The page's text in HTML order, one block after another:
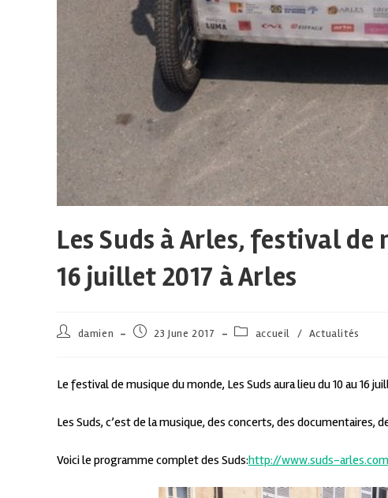
Les Suds à Arles, festival
16 juillet 2017 à Arles
damien 23 June 2017 accueil / Actualités
Le festival de musique du monde, Les Suds aura lieu du 10 au 16
Les Suds, c’est de la musique, des concerts, des documentaires,
Voici le programme complet des Suds:http://www.suds-